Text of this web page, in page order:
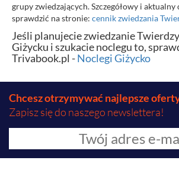
grupy zwiedzających. Szczegółowy i aktualny
sprawdzić na stronie: cennik zwiedzania
Jeśli planujecie zwiedzanie
Giżycku i szukacie noclegu to,
Trivabook.pl -Noclegi Giżycko
Chcesz otrzymywać najlepsze
Zapisz się do naszego newslettera!